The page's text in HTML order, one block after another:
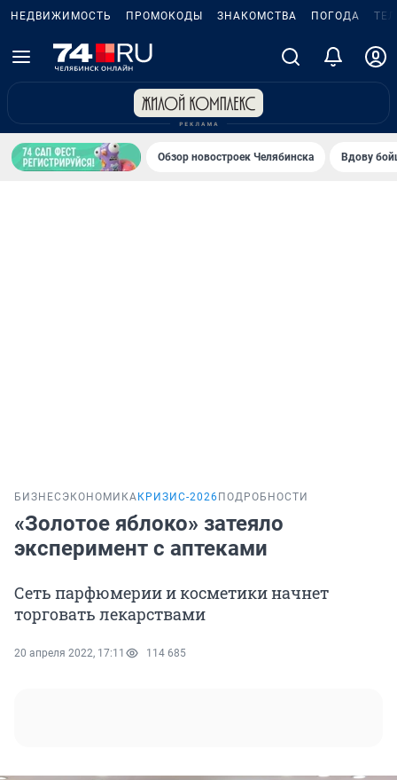
НЕДВИЖИМОСТЬ ПРОМОКОДЫ ЗНАКОМСТВА ПОГОДА
Обзор новостроек Челябинска Вдову
БИЗНЕС ЭКОНОМИКА КРИЗИС-2026 ПОДРОБНОСТИ
«Золотое яблоко» затеяло
эксперимент с аптеками
Сеть парфюмерии и косметики начнет
торговать лекарствами
20 апреля 2022, 17:11 114 685